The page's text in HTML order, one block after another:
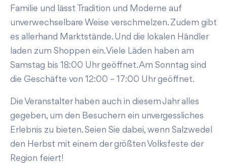
Familie und lässt Tradition und Moderne auf
unverwechselbare Weise verschmelzen. Zudem gibt
es allerhand Marktstände. Und die lokalen Händler
laden zum Shoppen ein. Viele Läden haben am
Samstag bis 18:00 Uhr geöffnet. Am Sonntag sind
die Geschäfte von 12:00 – 17:00 Uhr geöffnet.
Die Veranstalter haben auch in diesem Jahr alles
gegeben, um den Besuchern ein unvergessliches
Erlebnis zu bieten. Seien Sie dabei, wenn Salzwedel
den Herbst mit einem der größten Volksfeste der
Region feiert!